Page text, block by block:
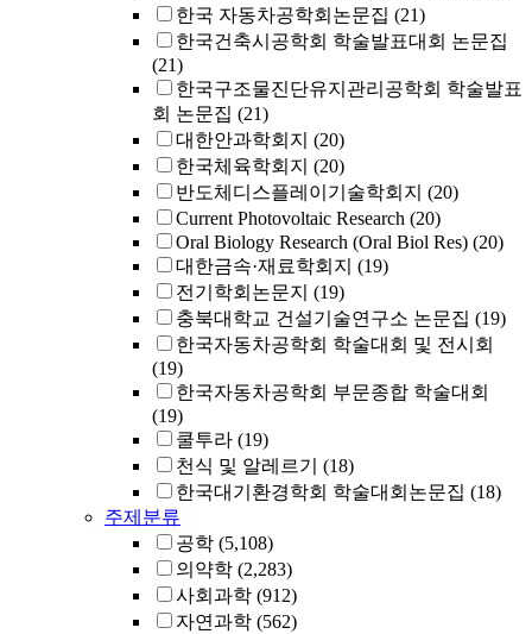
한국 자동차공학회논문집 (21)
한국건축시공학회 학술발표대회 논문집
(21)
한국구조물진단유지관리공학회 학술발표
회 논문집 (21)
대한안과학회지 (20)
한국체육학회지 (20)
반도체디스플레이기술학회지 (20)
Current Photovoltaic Research (20)
Oral Biology Research (Oral Biol Res) (20)
대한금속·재료학회지 (19)
전기학회논문지 (19)
충북대학교 건설기술연구소 논문집 (19)
한국자동차공학회 학술대회 및 전시회
(19)
한국자동차공학회 부문종합 학술대회
(19)
쿨투라 (19)
천식 및 알레르기
(18)
한국대기환경학회 학술대회논문집 (18)
주제분류
공학 (5,108)
의약학 (2,283)
사회과학 (912)
자연과학 (562)